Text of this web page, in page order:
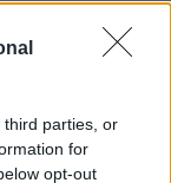
third parties, or
for
opt-out
náci
Vecernji